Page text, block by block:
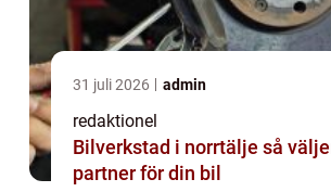
31 juli 2026 admin
redaktionel
Bilverkstad i norrtälje så väljer du rätt
partner för din bil